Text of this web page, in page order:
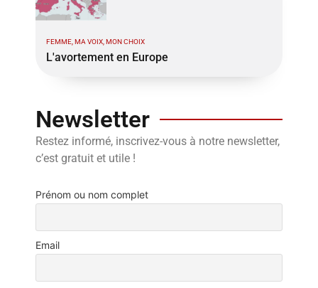
FEMME, MA VOIX, MON CHOIX
L'avortement en Europe
Newsletter
Restez informé, inscrivez-vous à notre newsletter,
c’est gratuit et utile !
Prénom ou nom complet
Email